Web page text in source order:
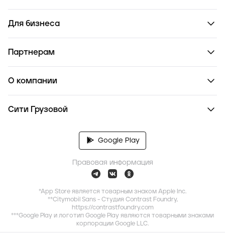
Для бизнеса
Партнерам
О компании
Сити Грузовой
Google Play
Правовая информация
*App Store является товарным знаком Apple Inc.
**Citymobil Sans - Студия Contrast Foundry,
https://contrastfoundry.com
***Google Play и логотип Google Play являются товарными знаками
корпорации Google LLC.